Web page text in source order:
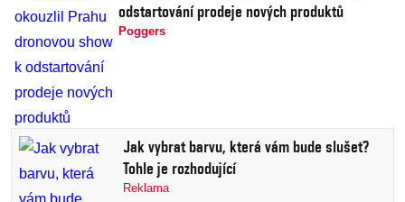
odstartování prodeje nových produktů
Poggers
Jak vybrat barvu, která vám bude slušet?
Tohle je rozhodující
Reklama